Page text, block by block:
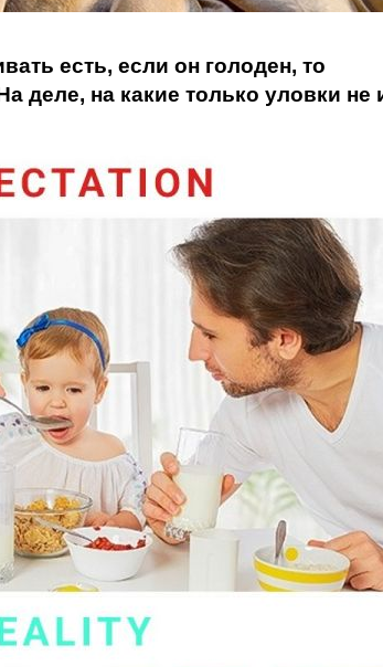
есть, если он голоден, то
деле, на какие только уловки не